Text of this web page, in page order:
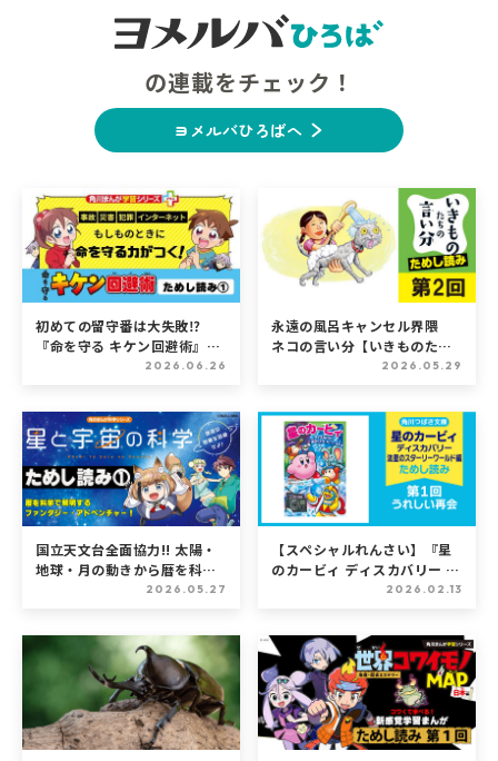
の連載をチェック！
ヨメルバひろばへ
初めての留守番は大失敗⁉
『命を守る キケン回避術』た
2026.06.26
永遠の風呂キャンセル界隈
ネコの言い分【いきものたち
の言い分 その愛、正直メーワ
2026.05.29
国立天文台全面協力!! 太陽・
地球・月の動きから暦を科学
で解明するファンタジー・ア
ためし読み第１回
2026.05.27
【スペシャルれんさい】『星
のカービィ ディスカバリー 流
星のスターリーワールド編』
2026.02.13